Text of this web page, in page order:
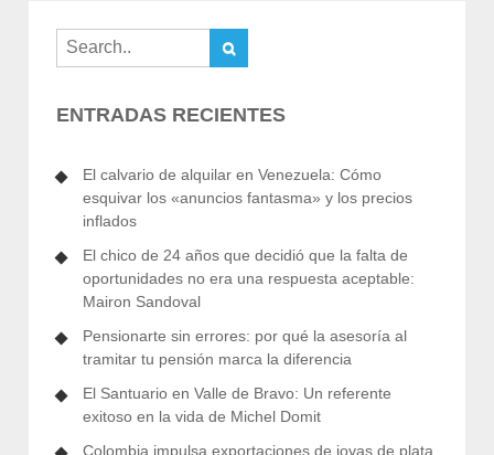
ENTRADAS RECIENTES
El calvario de alquilar en Venezuela: Cómo
esquivar los «anuncios fantasma» y los precios
inflados
El chico de 24 años que decidió que la falta de
oportunidades no era una respuesta aceptable:
Mairon Sandoval
Pensionarte sin errores: por qué la asesoría al
tramitar tu pensión marca la diferencia
El Santuario en Valle de Bravo: Un referente
exitoso en la vida de Michel Domit
Colombia impulsa exportaciones de joyas de plata